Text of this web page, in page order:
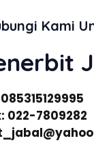
Kami
022-7809282